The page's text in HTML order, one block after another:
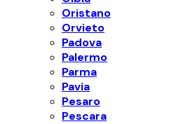
Oristano
Orvieto
Padova
Palermo
Parma
Pavia
Pesaro
Pescara